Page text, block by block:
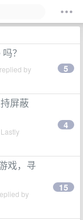
？
by 5
屏蔽
4
戏，寻
by
15